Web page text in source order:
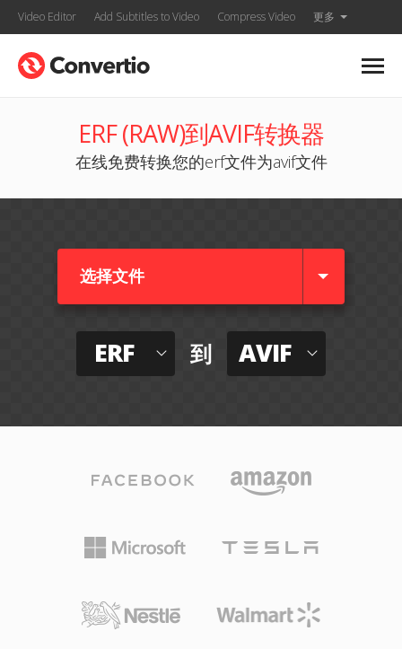
Video Editor Add Subtitles to Video Compress Video 更多
ERF (RAW)到AVIF转换器
在线免费转换您的erf文件为avif文件
选择文件
ERF 到 AVIF